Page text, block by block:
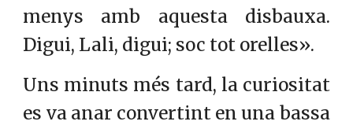
menys amb aquesta disbauxa.
Digui, Lali, digui; soc tot orelles».
Uns minuts més tard, la curiositat
es va anar convertint en una bassa